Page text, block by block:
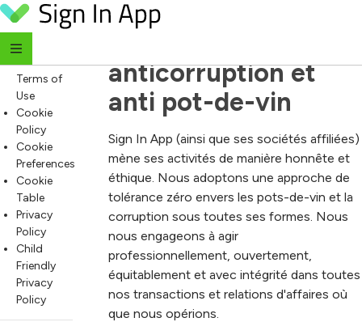
Skip to content
For
Everyone
Website
Terms of
Use
Cookie
Policy
Cookie
Preferences
Cookie
Table
Privacy
Policy
Child
Friendly
Privacy
Policy
Déclaration de
anticorruption et
anti pot-de-vin
Sign In App (ainsi que ses sociétés affiliées)
mène ses activités de manière honnête et
éthique. Nous adoptons une approche de
tolérance zéro envers les pots-de-vin et la
corruption sous toutes ses formes. Nous
nous engageons à agir
professionnellement, ouvertement,
équitablement et avec intégrité dans toutes
nos transactions et relations d'affaires où
que nous opérions.